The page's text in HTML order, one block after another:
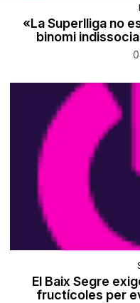
«La Superlliga no
binomi
El Baix Segre
fructícoles per